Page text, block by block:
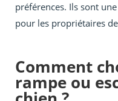
préférences. Ils sont
pour les propriétaires
Comment
rampe ou